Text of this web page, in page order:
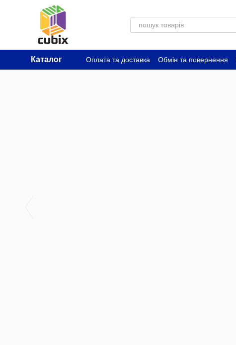
Перейти до основного контенту
Каталог Оплата та доставка Обмін та повернення